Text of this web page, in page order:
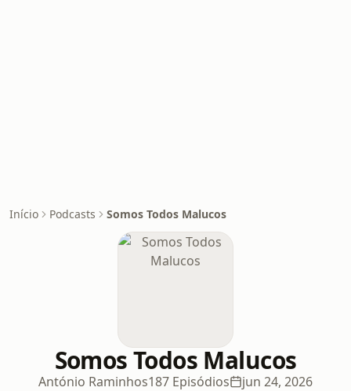
Início Podcasts Somos Todos Malucos
Somos Todos Malucos
António Raminhos187 Episódios jun 24, 2026